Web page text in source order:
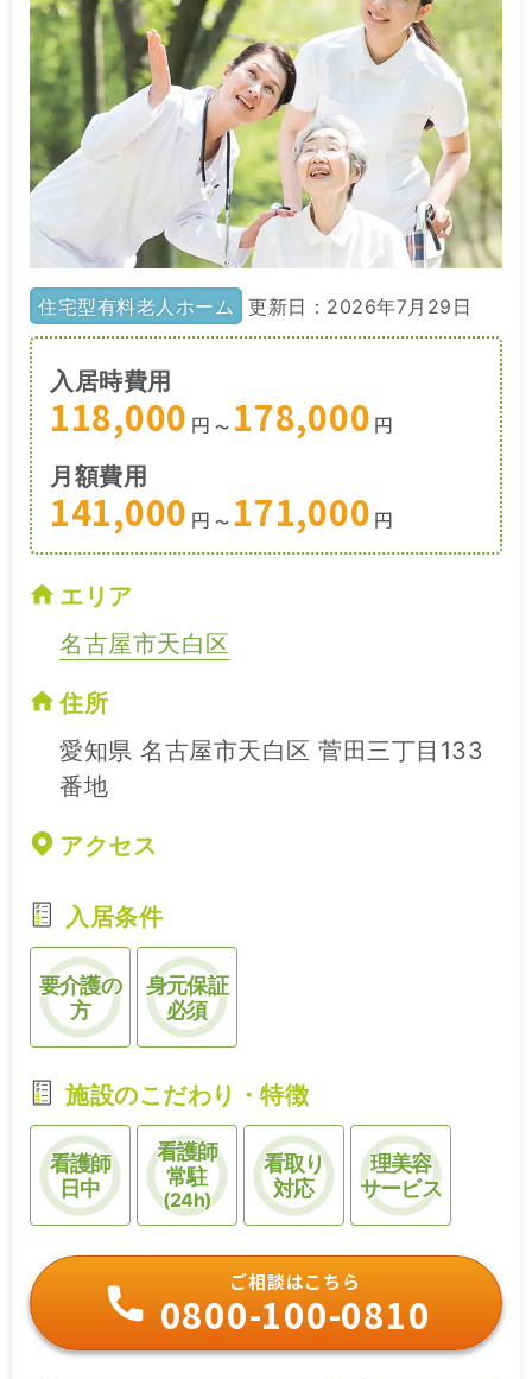
住宅型有料老人ホーム 更新日：2026年7月29日
入居時費用
118,000 円 〜 178,000 円
月額費用
141,000 円 〜 171,000 円
エリア
名古屋市天白区
住所
愛知県 名古屋市天白区 菅田三丁目133
番地
アクセス
入居条件
要介護の
方
身元保証
必須
施設のこだわり・特徴
看護師
日中
看護師
常駐
(24h)
看取り
対応
理美容
サービス
ご相談はこちら
0800-100-0810